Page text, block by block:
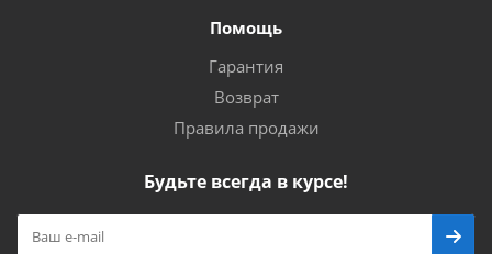
Помощь
Гарантия
Возврат
Правила продажи
Будьте всегда в курсе!